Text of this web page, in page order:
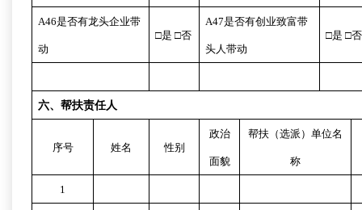
A46是否有龙头企业带
动
□是□否
A47是否有创业致富带
头人带动
□是□否
六、帮扶责任人
序号 姓名 性别
政治
面貌
帮扶（选派）单位名
称
1